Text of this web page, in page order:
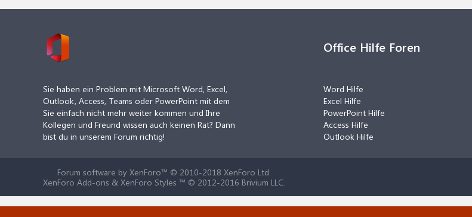
Sie haben ein Problem mit Microsoft Word, Excel,
Outlook, Access, Teams oder PowerPoint mit dem
Sie einfach nicht mehr weiter kommen und Ihre
Kollegen und Freund wissen auch keinen Rat? Dann
bist du in unserem Forum richtig!
Office Hilfe Foren
Word Hilfe
Excel Hilfe
PowerPoint Hilfe
Access Hilfe
Outlook Hilfe
Forum software by XenForo™ © 2010-2018 XenForo Ltd.
XenForo Add-ons & XenForo Styles ™ © 2012-2016 Brivium LLC.